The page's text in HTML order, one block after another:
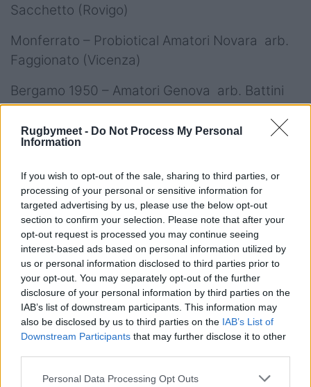
Rugbymeet - Do Not Process My Personal
Information
If you wish to opt-out of the sale, sharing to third parties, or
processing of your personal or sensitive information for
targeted advertising by us, please use the below opt-out
section to confirm your selection. Please note that after your
opt-out request is processed you may continue seeing
interest-based ads based on personal information utilized by
us or personal information disclosed to third parties prior to
your opt-out. You may separately opt-out of the further
disclosure of your personal information by third parties on the
IAB’s list of downstream participants. This information may
also be disclosed by us to third parties on the IAB’s List of
Downstream Participants that may further disclose it to other
Personal Data Processing Opt Outs
Sacchetto (Rovigo)
Monferrato – Probiotical Amatori Novara arb.
Faggionato (Vicenza)
Bergamo 1950 – Amatori Genova arb. Battini
(Bologna)
Serie B maschile, Girone 2 – III giornata –
28.10.18 ore 14.30
Civitavecchia Centumcellae – Giacobazzi
Modena arb. Chiarioni (Perugia) – ore 13.30
Romagna Rfc – Reno Bologna arb. Bruno
(Udine)
Livorno – Amatori Parma arb. Taggi (Roma)
(Bologna)